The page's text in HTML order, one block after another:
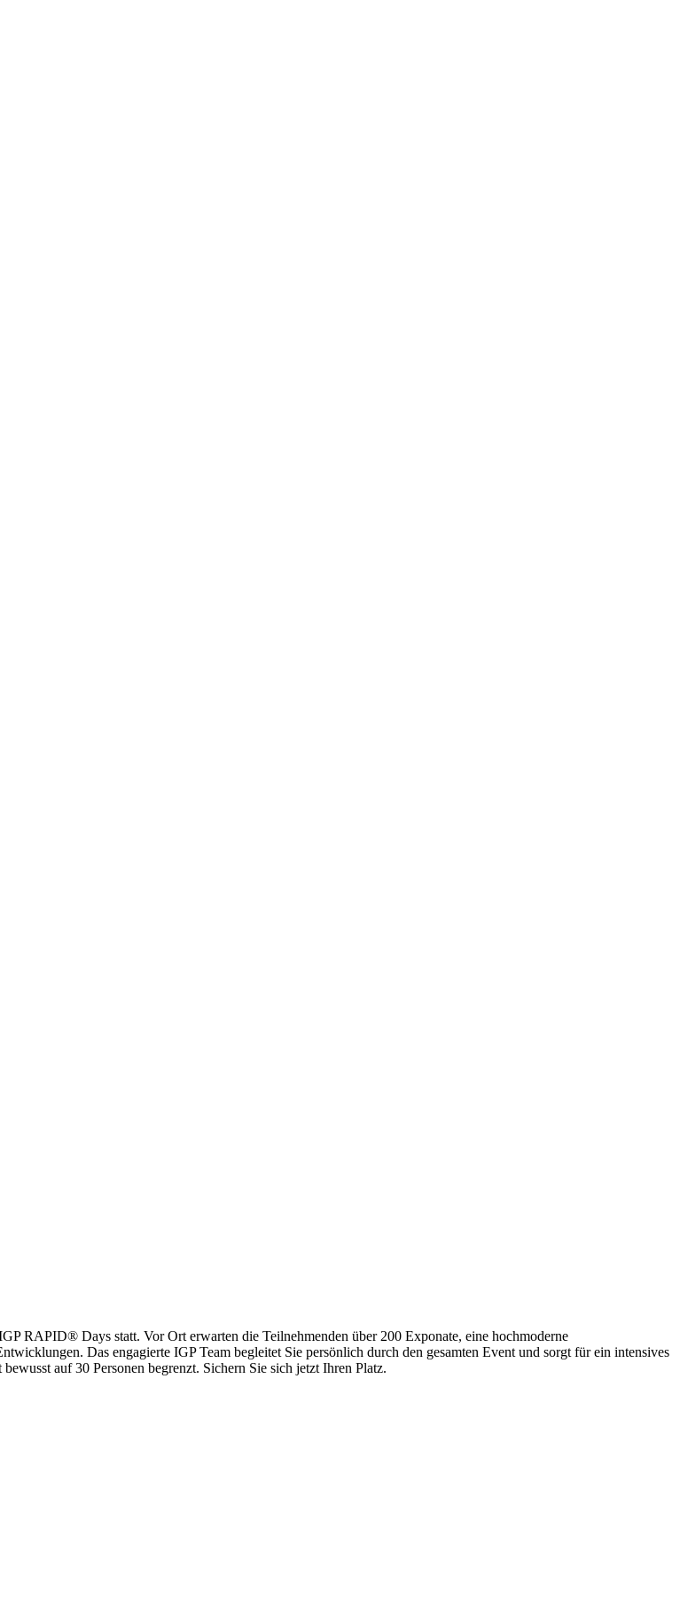
RAPID® Days statt. Vor Ort erwarten die Teilnehmenden über 200 Exponate, eine hochmoderne
Das engagierte IGP Team begleitet Sie persönlich durch den gesamten Event und sorgt für ein intensives
auf 30 Personen begrenzt. Sichern Sie sich jetzt Ihren Platz.